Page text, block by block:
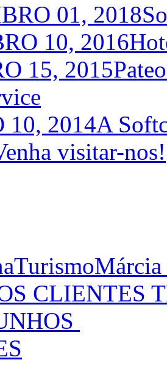
01, 2018
10, 2016
15, 2015
10, 2014A
visitar-nos!
Márcia
CLIENTES